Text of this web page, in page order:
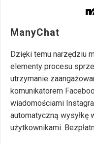
ManyChat
Dzięki temu narzędziu
elementy procesu
utrzymanie
komunikatorem
wiadomościami
automatyczną wysyłkę
użytkownikami.